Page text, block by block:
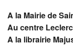
A la Mairie de
Au centre
A la librairie